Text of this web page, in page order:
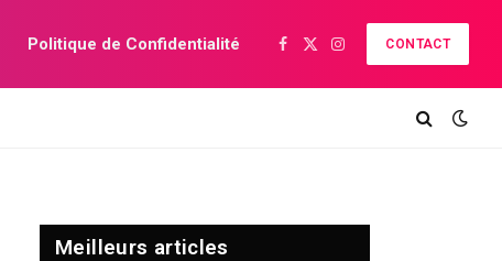
Politique de Confidentialité Facebook
X
Instagram
CONTACT
Meilleurs articles